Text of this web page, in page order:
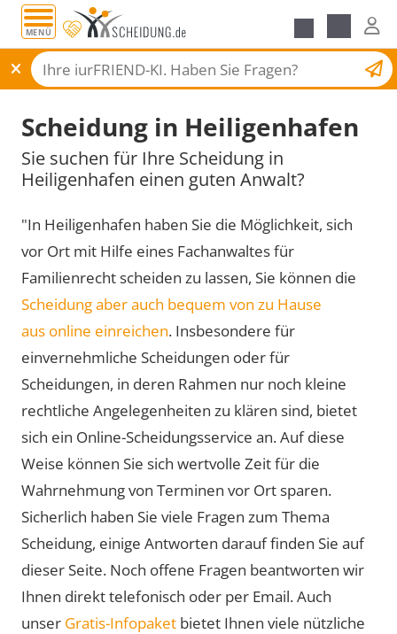
MENÜ
Scheidungsantrag
Scheidung in Heiligenhafen
Sie suchen für Ihre Scheidung in
Heiligenhafen einen guten Anwalt?
"In Heiligenhafen haben Sie die Möglichkeit, sich
vor Ort mit Hilfe eines Fachanwaltes für
Familienrecht scheiden zu lassen, Sie können die
Scheidung aber auch bequem von zu Hause
aus online einreichen. Insbesondere für
einvernehmliche Scheidungen oder für
Scheidungen, in deren Rahmen nur noch kleine
rechtliche Angelegenheiten zu klären sind, bietet
sich ein Online-Scheidungsservice an. Auf diese
Weise können Sie sich wertvolle Zeit für die
Wahrnehmung von Terminen vor Ort sparen.
Sicherlich haben Sie viele Fragen zum Thema
Scheidung, einige Antworten darauf finden Sie auf
dieser Seite. Noch offene Fragen beantworten wir
Ihnen direkt telefonisch oder per Email. Auch
unser Gratis-Infopaket bietet Ihnen viele nützliche